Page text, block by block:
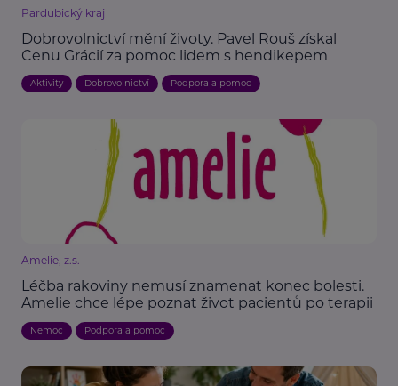
Pardubický kraj
Dobrovolnictví mění životy. Pavel Rouš získal
Cenu Grácií za pomoc lidem s hendikepem
Aktivity Dobrovolnictví Podpora a pomoc
Amelie, z.s.
Léčba rakoviny nemusí znamenat konec bolesti.
Amelie chce lépe poznat život pacientů po terapii
Nemoc Podpora a pomoc